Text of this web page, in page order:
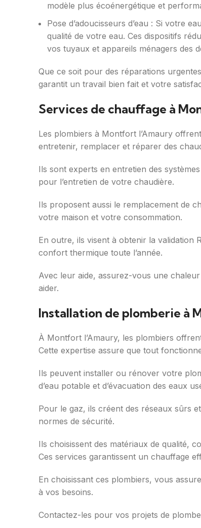
modèle plus écoénergétique et
Pose d’adoucisseurs d’eau : Si votre
qualité de votre eau. Ces dispositifs
vos tuyaux et appareils ménagers des
Que ce soit pour des réparations
garantit un travail bien fait et votre
Services de chauffage à
Les plombiers à Montfort l’Amaury
entretenir, remplacer et réparer des
Ils sont experts en entretien des
pour l’entretien de votre chaudière.
Ils proposent aussi le remplacement de
votre maison et votre consommation.
En outre, ils visent à obtenir la validation
confort thermique toute l’année.
Avec leur aide, assurez-vous une
aider.
Installation de plomberie à
À Montfort l’Amaury, les plombiers
Cette expertise assure que tout
Ils peuvent installer ou rénover votre
d’eau potable et d’évacuation des eaux
Pour le gaz, ils créent des réseaux sûrs
normes de sécurité.
Ils choisissent des matériaux de qualité,
Ces services garantissent un chauffage
En choisissant ces plombiers, vous
à vos besoins.
Contactez-les pour vos projets de